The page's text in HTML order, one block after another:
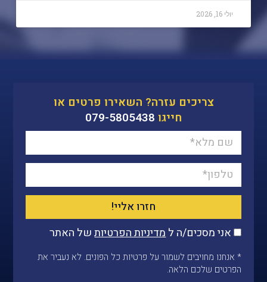
יולי 16, 2026
צריכים עזרה? השאירו פרטים או
חייגו 079-5805438
אני מסכים/ה למדיניות הפרטיותשל האתר
חזרו אליי!
* אנחנו מחויבים לשמור על פרטיות כל הפונים. לא נעביר את
הפרטים שלכם הלאה.